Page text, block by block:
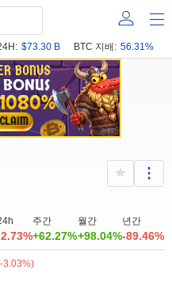
$73.30 B BTC 지배: 56.31%
주간
+62.27%
월간
+98.04%
년간
-89.46%
3.03%)